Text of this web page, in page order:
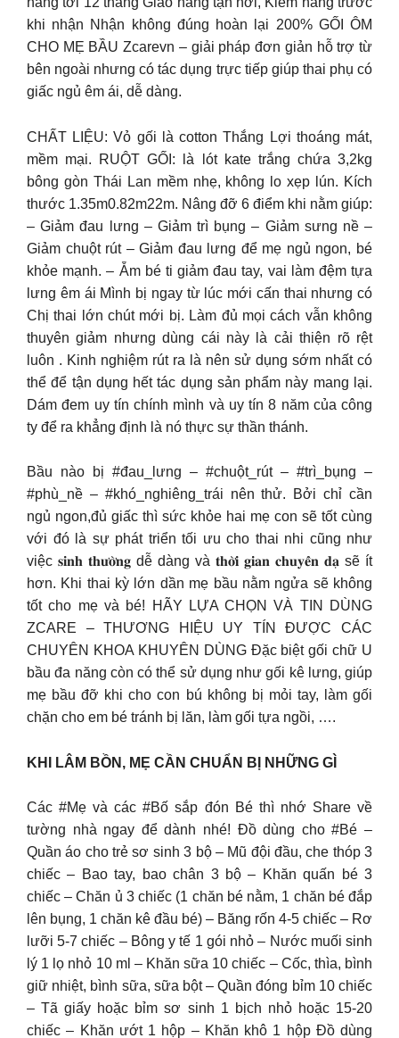
khi nhận Nhận không đúng hoàn lại 200% GỐI ÔM
CHO MẸ BẦU Zcarevn – giải pháp đơn giản hỗ trợ từ
bên ngoài nhưng có tác dụng trực tiếp giúp thai phụ có
giấc ngủ êm ái, dễ dàng.
CHẤT LIỆU: Vỏ gối là cotton Thắng Lợi thoáng mát,
mềm mại. RUỘT GỐI: là lót kate trắng chứa 3,2kg
bông gòn Thái Lan mềm nhẹ, không lo xẹp lún. Kích
thước 1.35m0.82m22m. Nâng đỡ 6 điểm khi nằm giúp:
– Giảm đau lưng – Giảm trì bụng – Giảm sưng nề –
Giảm chuột rút – Giảm đau lưng để mẹ ngủ ngon, bé
khỏe mạnh. – Ẵm bé ti giảm đau tay, vai làm đệm tựa
lưng êm ái Mình bị ngay từ lúc mới cấn thai nhưng có
Chị thai lớn chút mới bị. Làm đủ mọi cách vẫn không
thuyên giảm nhưng dùng cái này là cải thiện rõ rệt
luôn . Kinh nghiệm rút ra là nên sử dụng sớm nhất có
thể để tận dụng hết tác dụng sản phẩm này mang lại.
Dám đem uy tín chính mình và uy tín 8 năm của công
ty để ra khẳng định là nó thực sự thần thánh.
Bầu nào bị #đau_lưng – #chuột_rút – #trì_bụng –
#phù_nề – #khó_nghiêng_trái nên thử. Bởi chỉ cần
ngủ ngon,đủ giấc thì sức khỏe hai mẹ con sẽ tốt cùng
với đó là sự phát triển tối ưu cho thai nhi cũng như
việc 𝐬𝐢𝐧𝐡 𝐭𝐡𝐮̛𝐨̛̀𝐧𝐠 dễ dàng và 𝐭𝐡𝐨̛̀𝐢 𝐠𝐢𝐚𝐧 𝐜𝐡𝐮𝐲𝐞̂̉𝐧 𝐝𝐚̣ sẽ ít
hơn. Khi thai kỳ lớn dần mẹ bầu nằm ngửa sẽ không
tốt cho mẹ và bé! HÃY LỰA CHỌN VÀ TIN DÙNG
ZCARE – THƯƠNG HIỆU UY TÍN ĐƯỢC CÁC
CHUYÊN KHOA KHUYÊN DÙNG Đặc biệt gối chữ U
bầu đa năng còn có thể sử dụng như gối kê lưng, giúp
mẹ bầu đỡ khi cho con bú không bị mỏi tay, làm gối
chặn cho em bé tránh bị lăn, làm gối tựa ngồi, ….
KHI LÂM BỒN, MẸ CẦN CHUẨN BỊ NHỮNG GÌ
Các #Mẹ và các #Bố sắp đón Bé thì nhớ Share về
tường nhà ngay để dành nhé! Đồ dùng cho #Bé –
Quần áo cho trẻ sơ sinh 3 bộ – Mũ đội đầu, che thóp 3
chiếc – Bao tay, bao chân 3 bộ – Khăn quấn bé 3
chiếc – Chăn ủ 3 chiếc (1 chăn bé nằm, 1 chăn bé đắp
lên bụng, 1 chăn kê đầu bé) – Băng rốn 4-5 chiếc – Rơ
lưỡi 5-7 chiếc – Bông y tế 1 gói nhỏ – Nước muối sinh
lý 1 lọ nhỏ 10 ml – Khăn sữa 10 chiếc – Cốc, thìa, bình
giữ nhiệt, bình sữa, sữa bột – Quần đóng bỉm 10 chiếc
– Tã giấy hoặc bỉm sơ sinh 1 bịch nhỏ hoặc 15-20
chiếc – Khăn ướt 1 hộp – Khăn khô 1 hộp Đồ dùng